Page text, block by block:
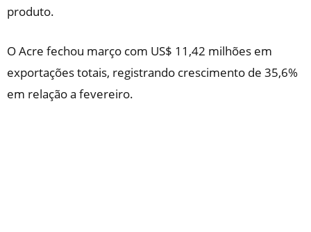
produto.
O Acre fechou março com US$ 11,42 milhões em
exportações totais, registrando crescimento de 35,6%
em relação a fevereiro.